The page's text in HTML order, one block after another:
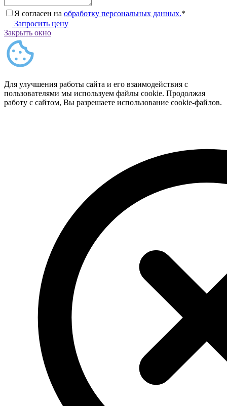
Я согласен на обработку персональных данных.*
Запросить цену
Закрыть окно
Для улучшения работы сайта и его взаимодействия с
пользователями мы используем файлы cookie. Продолжая
работу с сайтом, Вы разрешаете использование cookie-файлов.